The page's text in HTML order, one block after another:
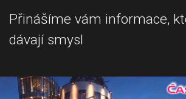
Přinášíme vám informace,
dávají smysl